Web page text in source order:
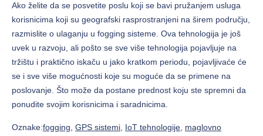
Ako želite da se posvetite poslu koji se bavi pružanjem usluga
korisnicima koji su geografski rasprostranjeni na širem području,
razmislite o ulaganju u fogging sisteme. Ova tehnologija je još
uvek u razvoju, ali pošto se sve više tehnologija pojavljuje na
tržištu i praktično iskaču u jako kratkom periodu, pojavljivaće će
se i sve više mogućnosti koje su moguće da se primene na
poslovanje. Što može da postane prednost koju ste spremni da
ponudite svojim korisnicima i saradnicima.
Oznake:fogging, GPS sistemi, IoT tehnologije, maglovno